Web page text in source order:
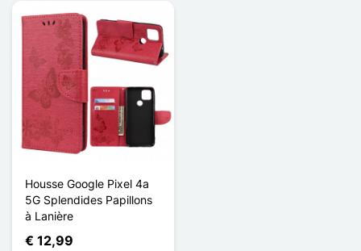
Housse Google Pixel 4a
5G Splendides Papillons
à Lanière
€ 12,99